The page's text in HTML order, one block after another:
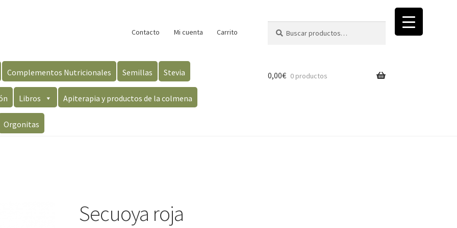
Contacto Mi cuenta Carrito
por:
Complementos Nutricionales Semillas Stevia
Libros Apiterapia y productos de la colmena
Orgonitas
0,00€ 0 productos
Secuoya roja